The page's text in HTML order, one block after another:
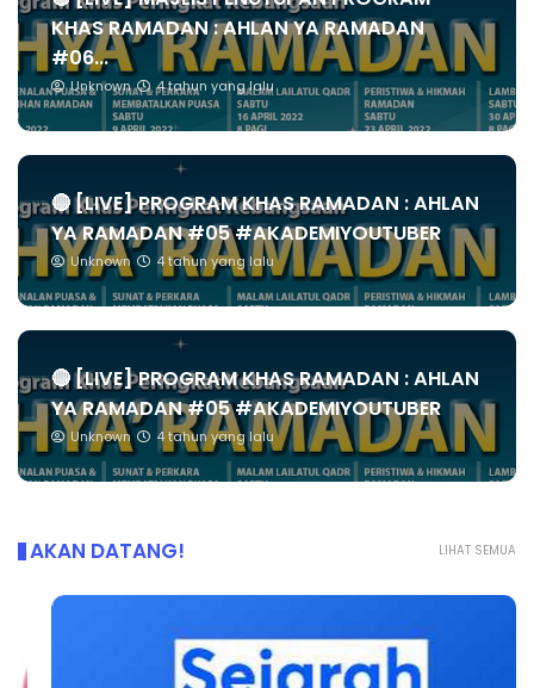
KHAS RAMADAN : AHLAN YA RAMADAN
#06...
Unknown 4 tahun yang lalu
🔴 [LIVE] PROGRAM KHAS RAMADAN : AHLAN
YA RAMADAN #05 #AKADEMIYOUTUBER
Unknown 4 tahun yang lalu
🔴 [LIVE] PROGRAM KHAS RAMADAN : AHLAN
YA RAMADAN #05 #AKADEMIYOUTUBER
Unknown 4 tahun yang lalu
LIHAT SEMUA
AKAN DATANG!